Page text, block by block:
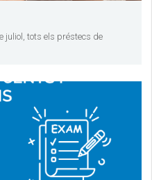
juliol, tots els préstecs de